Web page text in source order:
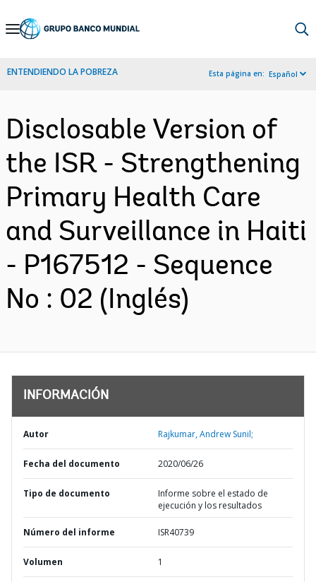
Skip
Navigation
ENTENDIENDO LA POBREZA Esta página en: Español
Disclosable Version of
the ISR - Strengthening
Primary Health Care
and Surveillance in Haiti
- P167512 - Sequence
No : 02 (Inglés)
INFORMACIÓN
Autor Rajkumar, Andrew Sunil;
Fecha del documento 2020/06/26
Tipo de documento
Informe sobre el estado de
ejecución y los resultados
Número del informe ISR40739
Volumen 1